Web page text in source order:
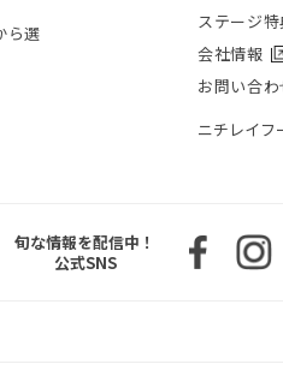
ら選
ステージ特
会社情報
お問い合わ
ニチレイフ
旬な情報を配信中！
公式SNS